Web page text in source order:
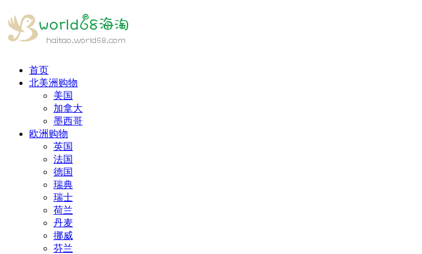
首页
北美洲购物
美国
加拿大
墨西哥
欧洲购物
英国
法国
德国
瑞典
瑞士
荷兰
丹麦
挪威
芬兰